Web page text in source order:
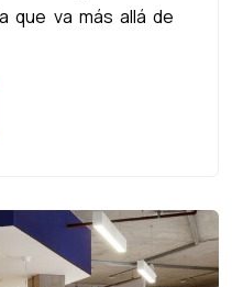
que va más allá de